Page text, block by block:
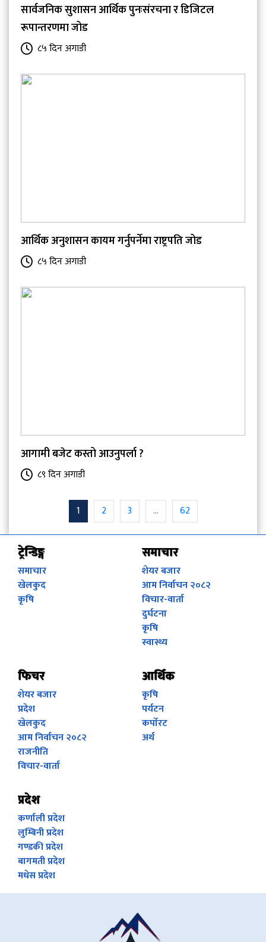
सार्वजनिक सुशासन आर्थिक पुनःसंरचना र डिजिटल
रूपान्तरणमा जोड
८५ दिन अगाडी
आर्थिक अनुशासन कायम गर्नुपर्नेमा राष्ट्रपति जोड
८५ दिन अगाडी
आगामी बजेट कस्तो आउनुपर्ला ?
८९ दिन अगाडी
1 2 3 ... 62
ट्रेन्डिङ्ग
समाचार
खेलकुद
कृषि
समाचार
शेयर बजार
आम निर्वाचन २०८२
विचार-वार्ता
दुर्घटना
कृषि
स्वास्थ्य
फिचर
शेयर बजार
प्रदेश
खेलकुद
आम निर्वाचन २०८२
राजनीति
विचार-वार्ता
आर्थिक
कृषि
पर्यटन
कर्पाेरट
अर्थ
प्रदेश
कर्णाली प्रदेश
लुम्बिनी प्रदेश
गण्डकी प्रदेश
बागमती प्रदेश
मधेस प्रदेश